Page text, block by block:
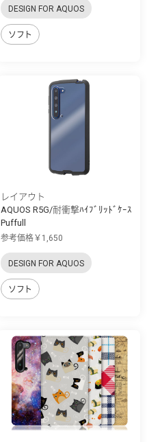
DESIGN FOR AQUOS
ソフト
レイアウト
AQUOS R5G/耐衝撃ﾊｲﾌﾞﾘｯﾄﾞｹｰｽ
Puffull
参考価格￥1,650
DESIGN FOR AQUOS
ソフト